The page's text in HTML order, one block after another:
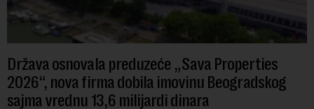
Država osnovala preduzeće „Sava Properties
2026“, nova firma dobila imovinu Beogradskog
sajma vrednu 13,6 milijardi dinara